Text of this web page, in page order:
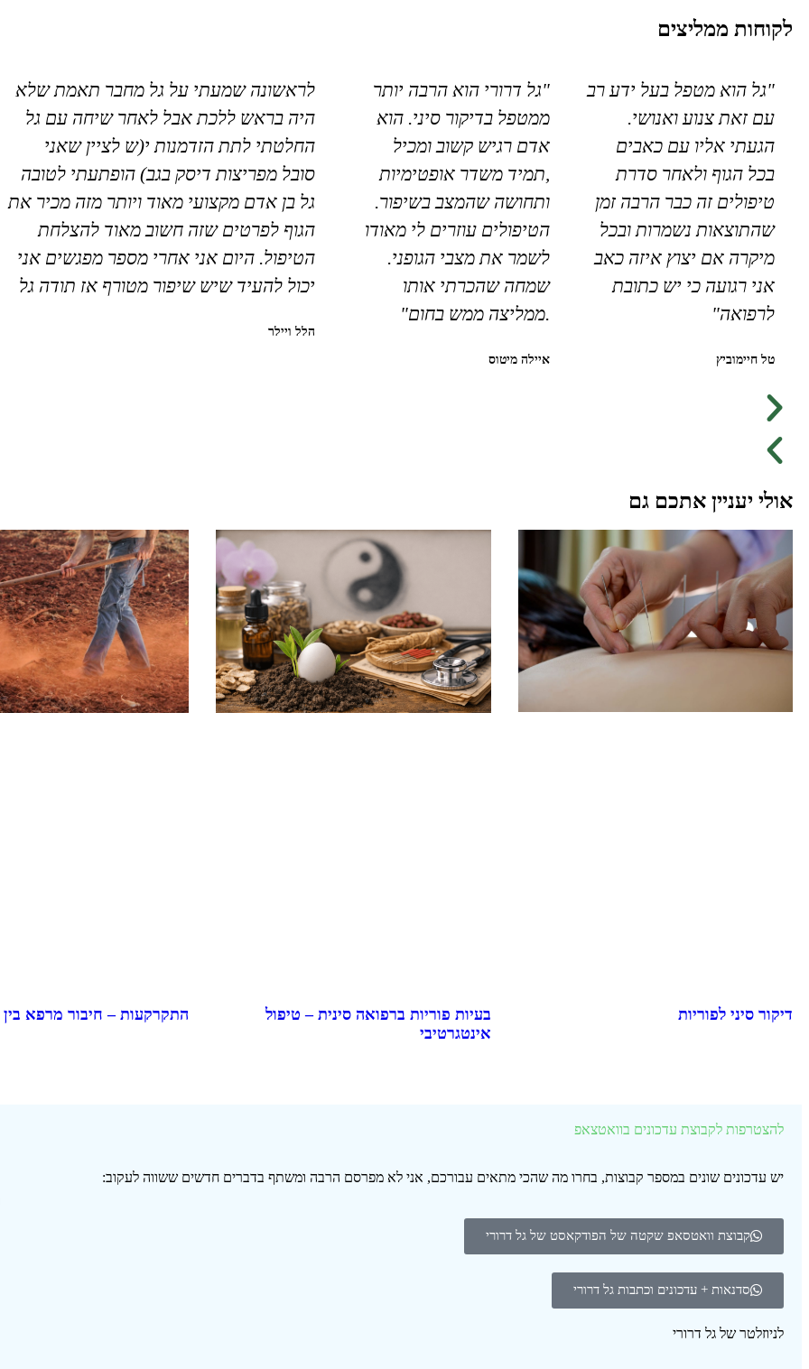
לקוחות ממליצים
"גל הוא מטפל בעל ידע רב
עם זאת צנוע ואנושי.
הגעתי אליו עם כאבים
בכל הגוף ולאחר סדרת
טיפולים זה כבר הרבה זמן
שהתוצאות נשמרות ובכל
מיקרה אם יצוץ איזה כאב
אני רגועה כי יש כתובת
לרפואה"
טל חיימוביץ
"גל דרורי הוא הרבה יותר
ממטפל בדיקור סיני. הוא
אדם רגיש קשוב ומכיל
,תמיד משדר אופטימיות
ותחושה שהמצב בשיפור.
הטיפולים עוזרים לי מאודו
לשמר את מצבי הגופני.
שמחה שהכרתי אותו
.ממליצה ממש בחום"
איילה מיטוס
לראשונה שמעתי על גל מחבר תאמת שלא
היה בראש ללכת אבל לאחר שיחה עם גל
החלטתי לתת הזדמנות י(ש לציין שאני
סובל מפריצות דיסק בגב) הופתעתי לטובה
גל בן אדם מקצועי מאוד ויותר מזה מכיר את
הגוף לפרטים שזה חשוב מאוד להצלחת
הטיפול. היום אני אחרי מספר מפגשים אני
יכול להעיד שיש שיפור מטורף אז תודה גל
הלל ויילר
אולי יעניין אתכם גם
דיקור סיני לפוריות
בעיות פוריות ברפואה סינית – טיפול
אינטגרטיבי
התקרקעות – חיבור מרפא
להצטרפות לקבוצת עדכונים בוואטצאפ
יש עדכונים שונים במספר קבוצות, בחרו מה שהכי מתאים עבורכם, אני לא מפרסם הרבה ומשתף בדברים חדשים ששווה לעקוב:
קבוצת וואטסאפ שקטה של הפודקאסט של גל דרורי
סדנאות + עדכונים וכתבות גל דרורי
לניוזלטר של גל דרורי